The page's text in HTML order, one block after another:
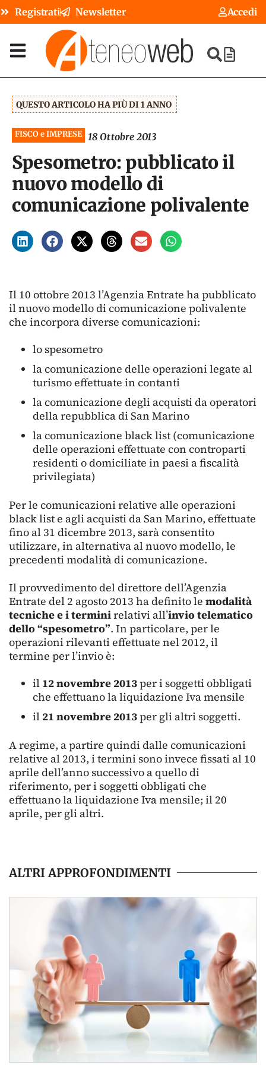
Registrati Newsletter Accedi
QUESTO ARTICOLO HA PIÙ DI 1 ANNO
FISCO e IMPRESE 18 Ottobre 2013
Spesometro: pubblicato il
nuovo modello di
comunicazione polivalente
Il 10 ottobre 2013 l’Agenzia Entrate ha pubblicato
il nuovo modello di comunicazione polivalente
che incorpora diverse comunicazioni:
lo spesometro
la comunicazione delle operazioni legate al
turismo effettuate in contanti
la comunicazione degli acquisti da operatori
della repubblica di San Marino
la comunicazione black list (comunicazione
delle operazioni effettuate con controparti
residenti o domiciliate in paesi a fiscalità
privilegiata)
Per le comunicazioni relative alle operazioni
black list e agli acquisti da San Marino, effettuate
fino al 31 dicembre 2013, sarà consentito
utilizzare, in alternativa al nuovo modello, le
precedenti modalità di comunicazione.
Il provvedimento del direttore dell’Agenzia
Entrate del 2 agosto 2013 ha definito le modalità
tecniche e i terminirelativi all’invio telematico
dello “spesometro”. In particolare, per le
operazioni rilevanti effettuate nel 2012, il
termine per l’invio è:
il 12 novembre 2013per i soggetti obbligati
che effettuano la liquidazione Iva mensile
il 21 novembre 2013per gli altri soggetti.
A regime, a partire quindi dalle comunicazioni
relative al 2013, i termini sono invece fissati al 10
aprile dell’anno successivo a quello di
riferimento, per i soggetti obbligati che
effettuano la liquidazione Iva mensile; il 20
aprile, per gli altri.
ALTRI APPROFONDIMENTI